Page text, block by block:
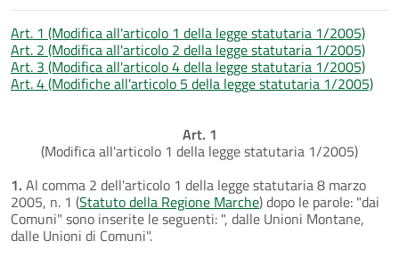
Art. 1 (Modifica all'articolo 1 della legge statutaria 1/2005)
Art. 2 (Modifica all'articolo 2 della legge statutaria 1/2005)
Art. 3 (Modifica all'articolo 4 della legge statutaria 1/2005)
Art. 4 (Modifiche all'articolo 5 della legge statutaria 1/2005)
Art. 1
(Modifica all'articolo 1 della legge statutaria 1/2005)
1. Al comma 2 dell'articolo 1 della legge statutaria 8 marzo
2005, n. 1 (Statuto della Regione Marche) dopo le parole: "dai
Comuni" sono inserite le seguenti: ", dalle Unioni Montane,
dalle Unioni di Comuni".